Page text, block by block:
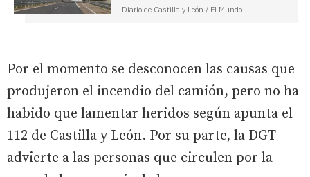
Diario de Castilla y León / El Mundo
Por el momento se desconocen las causas que
produjeron el incendio del camión, pero no ha
habido que lamentar heridos según apunta el
112 de Castilla y León. Por su parte, la DGT
advierte a las personas que circulen por la